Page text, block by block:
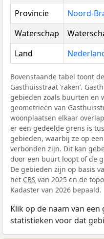
Provincie
Noord-
Waterschap
Land
Bovenstaande tabel toont
Gasthuisstraat ‘raken’.
gebieden zoals buurten en
geometrieën van
woonplaatsen elkaar
er een gedeelde grens is
gebieden, waarbij ze op
verbonden zijn. Dit kan
door een buurt loopt of de
De gebieden zijn op basis
het CBS van 2025 en de
Kadaster van 2026 bepaald.
Klik op de naam van
statistieken voor dat